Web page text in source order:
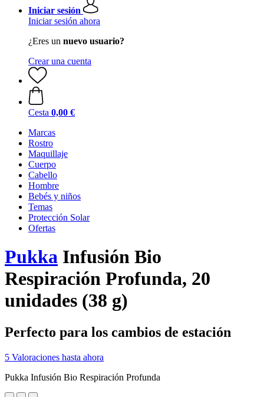
Iniciar sesión
Iniciar sesión ahora
¿Eres un nuevo usuario?
Crear una cuenta
Cesta 0,00 €
Marcas
Rostro
Maquillaje
Cuerpo
Cabello
Hombre
Bebés y niños
Temas
Protección Solar
Ofertas
Pukka Infusión Bio
Respiración Profunda, 20
unidades (38 g)
Perfecto para los cambios de estación
5 Valoraciones hasta ahora
Pukka Infusión Bio Respiración Profunda